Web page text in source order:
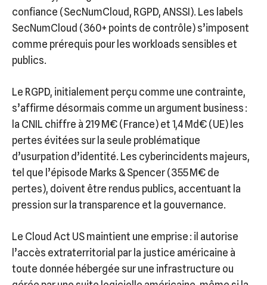
confiance (SecNumCloud, RGPD, ANSSI). Les labels
SecNumCloud (360+ points de contrôle) s’imposent
comme prérequis pour les workloads sensibles et
publics.
Le RGPD, initialement perçu comme une contrainte,
s’affirme désormais comme un argument business :
la CNIL chiffre à 219 M€ (France) et 1,4 Md€ (UE) les
pertes évitées sur la seule problématique
d’usurpation d’identité. Les cyberincidents majeurs,
tel que l’épisode Marks & Spencer (355 M€ de
pertes), doivent être rendus publics, accentuant la
pression sur la transparence et la gouvernance.
Le Cloud Act US maintient une emprise : il autorise
l’accès extraterritorial par la justice américaine à
toute donnée hébergée sur une infrastructure ou